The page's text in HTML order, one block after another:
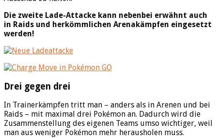
Die zweite Lade-Attacke kann nebenbei erwähnt auch
in Raids und herkömmlichen Arenakämpfen eingesetzt
werden!
Drei gegen drei
In Trainerkämpfen tritt man – anders als in Arenen und bei
Raids – mit maximal drei Pokémon an. Dadurch wird die
Zusammenstellung des eigenen Teams umso wichtiger, weil
man aus weniger Pokémon mehr herausholen muss.